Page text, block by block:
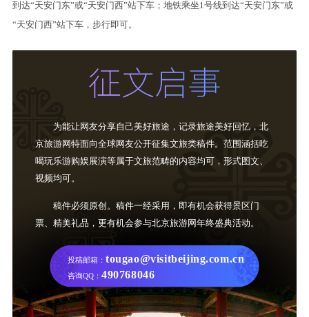
到达“天安门东”或“天安门西”站下车；地铁乘坐1号线到达“天安门东”或
“天安门西”站下车，步行即可。
为能让网友分享自己美好旅途，记录旅途美好回忆，北
京旅游网特面向全球网友公开征集文旅类稿件。范围涵括吃
喝玩乐游购娱展演等属于文旅范畴的内容均可，形式图文、
视频均可。
稿件必须原创。稿件一经采用，即有机会获得景区门
票、精美礼品，更有机会参与北京旅游网年终盛典活动。
投稿邮箱： tougao@visitbeijing.com.cn
咨询QQ： 490768046